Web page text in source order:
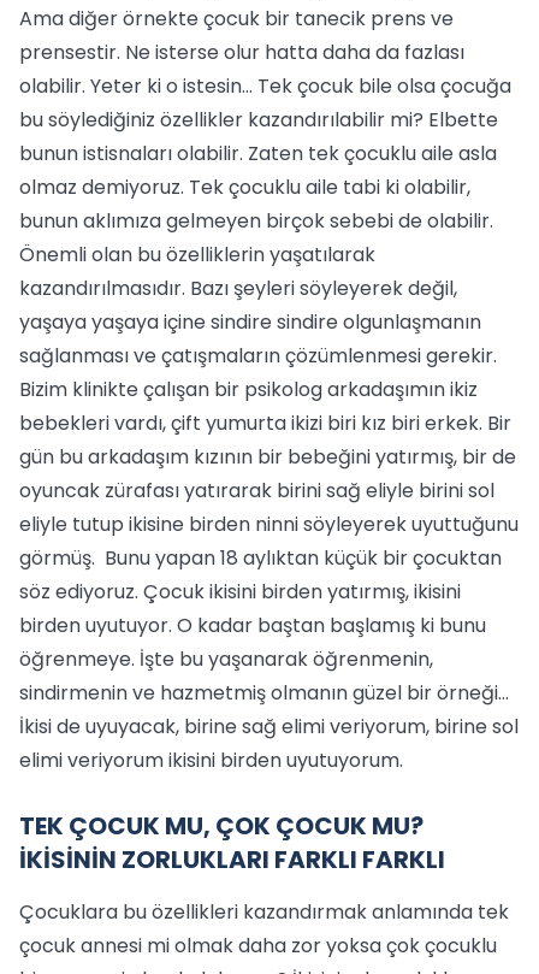
Ama diğer örnekte çocuk bir tanecik prens ve
prensestir. Ne isterse olur hatta daha da fazlası
olabilir. Yeter ki o istesin… Tek çocuk bile olsa çocuğa
bu söylediğiniz özellikler kazandırılabilir mi? Elbette
bunun istisnaları olabilir. Zaten tek çocuklu aile asla
olmaz demiyoruz. Tek çocuklu aile tabi ki olabilir,
bunun aklımıza gelmeyen birçok sebebi de olabilir.
Önemli olan bu özelliklerin yaşatılarak
kazandırılmasıdır. Bazı şeyleri söyleyerek değil,
yaşaya yaşaya içine sindire sindire olgunlaşmanın
sağlanması ve çatışmaların çözümlenmesi gerekir.
Bizim klinikte çalışan bir psikolog arkadaşımın ikiz
bebekleri vardı, çift yumurta ikizi biri kız biri erkek. Bir
gün bu arkadaşım kızının bir bebeğini yatırmış, bir de
oyuncak zürafası yatırarak birini sağ eliyle birini sol
eliyle tutup ikisine birden ninni söyleyerek uyuttuğunu
görmüş. Bunu yapan 18 aylıktan küçük bir çocuktan
söz ediyoruz. Çocuk ikisini birden yatırmış, ikisini
birden uyutuyor. O kadar baştan başlamış ki bunu
öğrenmeye. İşte bu yaşanarak öğrenmenin,
sindirmenin ve hazmetmiş olmanın güzel bir örneği…
İkisi de uyuyacak, birine sağ elimi veriyorum, birine sol
elimi veriyorum ikisini birden uyutuyorum.
TEK ÇOCUK MU, ÇOK ÇOCUK MU?
İKİSİNİN ZORLUKLARI FARKLI FARKLI
Çocuklara bu özellikleri kazandırmak anlamında tek
çocuk annesi mi olmak daha zor yoksa çok çocuklu